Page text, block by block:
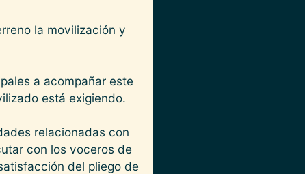
la movilización y
a acompañar este
está exigiendo.
relacionadas con
con los voceros de
del pliego de